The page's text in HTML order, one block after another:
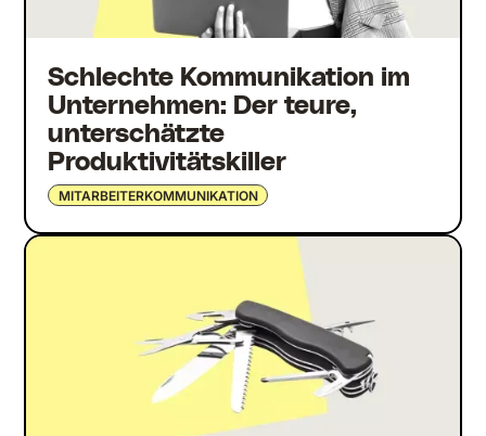
Schlechte Kommunikation im
Unternehmen: Der teure,
unterschätzte
Produktivitätskiller
MITARBEITERKOMMUNIKATION